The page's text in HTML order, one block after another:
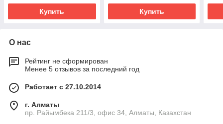
Купить Купить
О нас
Рейтинг не сформирован
Менее 5 отзывов за последний год
Работает с 27.10.2014
г. Алматы
пр. Райымбека 211/3, офис 34, Алматы, Казахстан